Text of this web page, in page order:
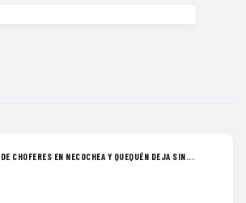
CHOFERES EN NECOCHEA Y QUEQUÉN DEJA SIN...